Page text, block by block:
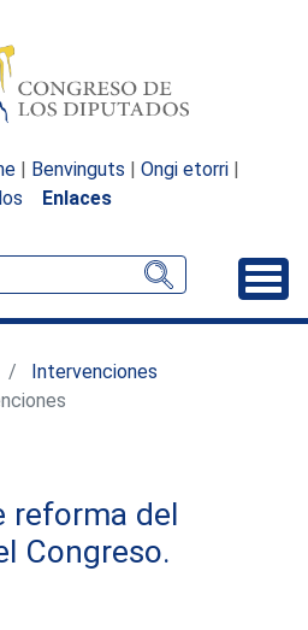
| Benvinguts | Ongi etorri |
Enlaces
Intervenciones
reforma del
Congreso.